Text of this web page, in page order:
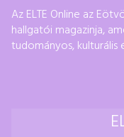
Az ELTE Online az
hallgatói magazinja,
tudományos, kulturális